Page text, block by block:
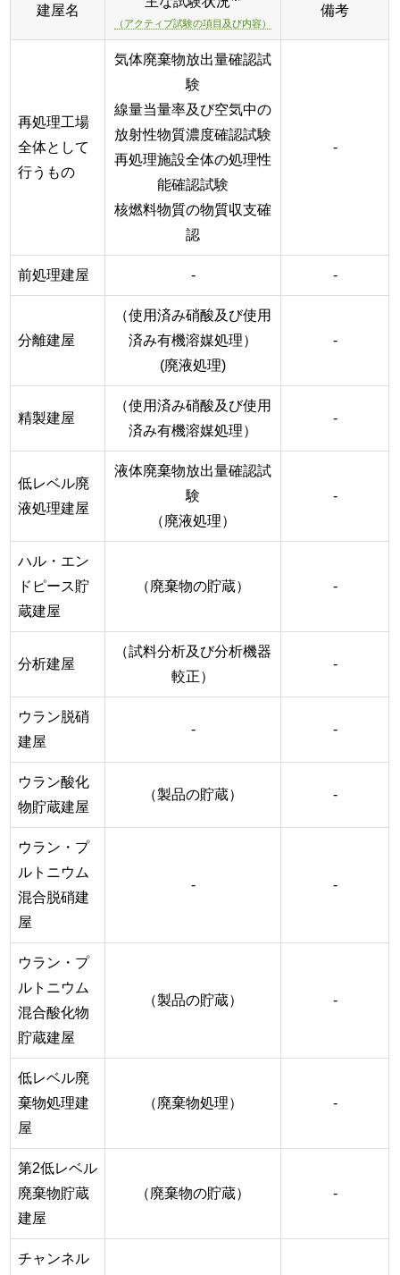
建屋名
（アクティブ試験の項目及び内容）
備考
再処理工場
全体として
行うもの
気体廃棄物放出量確認試
験
線量当量率及び空気中の
放射性物質濃度確認試験
再処理施設全体の処理性
能確認試験
核燃料物質の物質収支確
認
-
前処理建屋 - -
分離建屋
（使用済み硝酸及び使用
済み有機溶媒処理）
(廃液処理)
-
精製建屋
（使用済み硝酸及び使用
済み有機溶媒処理）
-
低レベル廃
液処理建屋
液体廃棄物放出量確認試
験
（廃液処理）
-
ハル・エン
ドピース貯
蔵建屋
（廃棄物の貯蔵） -
分析建屋
（試料分析及び分析機器
較正）
-
ウラン脱硝
建屋
- -
ウラン酸化
物貯蔵建屋
（製品の貯蔵） -
ウラン・プ
ルトニウム
混合脱硝建
屋
- -
ウラン・プ
ルトニウム
混合酸化物
貯蔵建屋
（製品の貯蔵） -
低レベル廃
棄物処理建
屋
（廃棄物処理） -
第2低レベル
廃棄物貯蔵
建屋
（廃棄物の貯蔵） -
チャンネル